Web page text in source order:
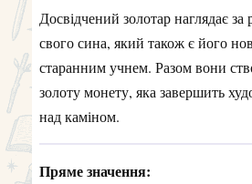
Досвідчений золотар наглядає
свого сина, який також є його
старанним учнем. Разом вони
золоту монету, яка завершить
над каміном.
Пряме значення: